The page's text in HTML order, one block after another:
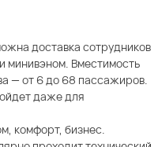
доставка сотрудников
минивэном. Вместимость
— от 6 до 68 пассажиров.
даже для
комфорт, бизнес.